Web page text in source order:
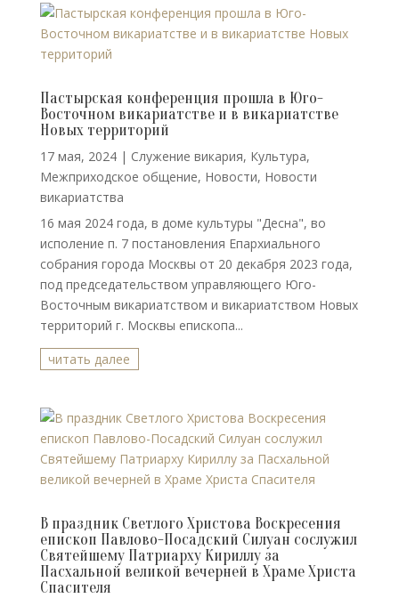
Пастырская конференция прошла в Юго-
Восточном викариатстве и в викариатстве
Новых территорий
17 мая, 2024| Cлужение викария, Культура,
Межприходское общение, Новости, Новости
викариатства
16 мая 2024 года, в доме культуры "Десна", во
исполение п. 7 постановления Епархиального
собрания города Москвы от 20 декабря 2023 года,
под председательством управляющего Юго-
Восточным викариатством и викариатством Новых
территорий г. Москвы епископа...
читать далее
В праздник Светлого Христова Воскресения
епископ Павлово-Посадский Силуан сослужил
Святейшему Патриарху Кириллу за
Пасхальной великой вечерней в Храме Христа
Спасителя